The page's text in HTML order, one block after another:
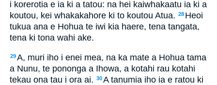
i korerotia e ia ki a tatou: na hei kaiwhakaatu ia ki a
koutou, kei whakakahore ki to koutou Atua. 28 Heoi
tukua ana e Hohua te iwi kia haere, tena tangata,
tena ki tona wahi ake.
29A, muri iho i enei mea, na ka mate a Hohua tama
a Nunu, te pononga a Ihowa, a kotahi rau kotahi
tekau ona tau i ora ai. 30A tanumia iho ia e ratou ki